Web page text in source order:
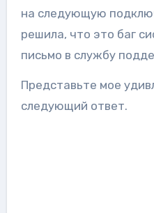
на следующую
решила, что это баг
письмо в службу
Представьте мое
следующий ответ.